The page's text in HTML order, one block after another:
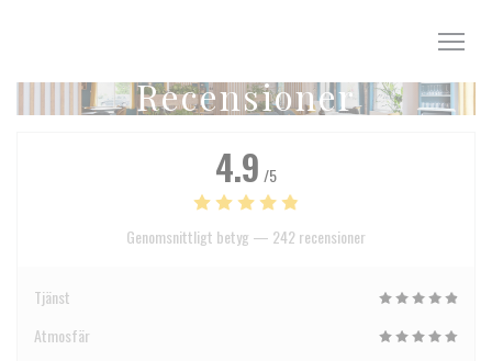
Recensioner
4.9 /5
Genomsnittligt betyg — 242 recensioner
Tjänst
Atmosfär